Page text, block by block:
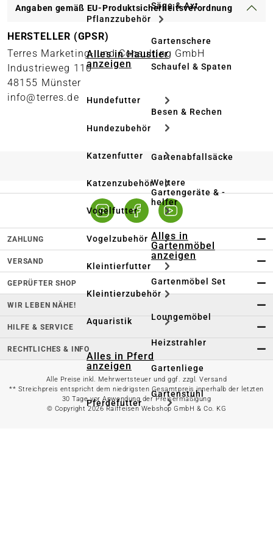
Pflanzzubehör
Alles in Haustier
anzeigen
Hundefutter
Hundezubehör
Katzenfutter
Katzenzubehör
Vogelfutter
Vogelzubehör
Kleintierfutter
Kleintierzubehör
Aquaristik
Alles in Pferd
anzeigen
Pferdefutter
Säge & Axt
Gartenschere
Schaufel & Spaten
Besen & Rechen
Gartenabfallsäcke
Weitere
Gartengeräte & -
helfer
Alles in
Gartenmöbel
anzeigen
Gartenmöbel Set
Loungemöbel
Heizstrahler
Gartenliege
Gartenstuhl
Angaben gemäß EU-Produktsicherheitsverordnung
HERSTELLER (GPSR)
Terres Marketing- und Consulting GmbH
Industrieweg 110
48155 Münster
info@terres.de
ZAHLUNG
VERSAND
GEPRÜFTER SHOP
WIR LEBEN NÄHE!
HILFE & SERVICE
RECHTLICHES & INFO
Alle Preise inkl. Mehrwertsteuer und ggf. zzgl. Versand
** Streichpreis entspricht dem niedrigsten Gesamtpreis innerhalb der letzten
30 Tage vor Anwendung der Preisermäßigung
© Copyright 2026 Raiffeisen Webshop GmbH & Co. KG